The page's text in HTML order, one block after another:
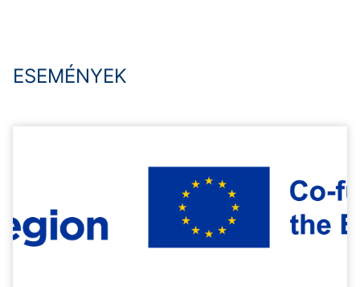
ESEMÉNYEK